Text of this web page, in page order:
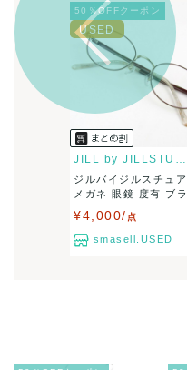
50％OFFクーポン
JILL by JILLSTUART
ジルバイジルスチュア
メガネ 眼鏡 度有 ブラ
¥4,000/ 点
smasell.USED